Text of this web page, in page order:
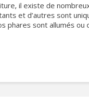
il existe de
et d’autres sont
phares sont allumés ou